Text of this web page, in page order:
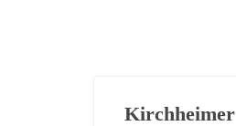
Kirchheimer